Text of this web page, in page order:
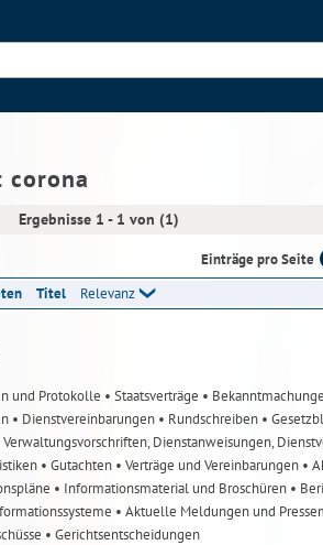
corona
Ergebnisse 1 - 1 von (1)
Einträge pro Seite
Titel Relevanz
und Protokolle • Staatsverträge •
• Dienstvereinbarungen • Rundschreiben •
Verwaltungsvorschriften, Dienstanweisungen,
• Gutachten • Verträge und Vereinbarungen •
• Informationsmaterial und Broschüren •
• Aktuelle Meldungen und
• Gerichtsentscheidungen